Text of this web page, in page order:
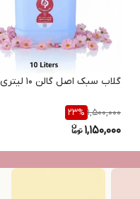
گلاب سبک اصل گالن 10 لیتری لباب
1,500,000
23%
1,150,000